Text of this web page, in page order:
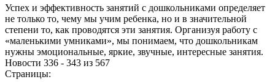
Успех и эффективность занятий с дошкольниками определяет
не только то, чему мы учим ребенка, но и в значительной
степени то, как проводятся эти занятия. Организуя работу с
«маленькими умниками», мы понимаем, что дошкольникам
нужны эмоциональные, яркие, звучные, интересные занятия.
Новости 336 - 343 из 567
Страницы: